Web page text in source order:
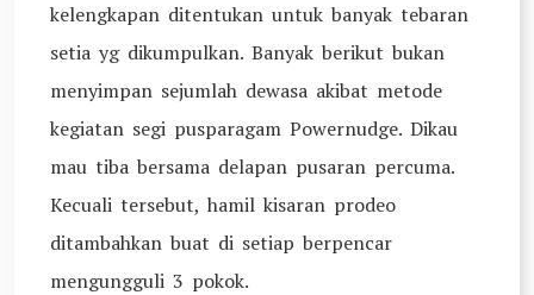
kelengkapan ditentukan untuk banyak tebaran
setia yg dikumpulkan. Banyak berikut bukan
menyimpan sejumlah dewasa akibat metode
kegiatan segi pusparagam Powernudge. Dikau
mau tiba bersama delapan pusaran percuma.
Kecuali tersebut, hamil kisaran prodeo
ditambahkan buat di setiap berpencar
mengungguli 3 pokok.